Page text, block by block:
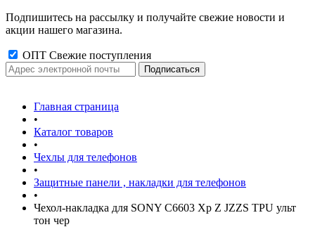
Подпишитесь на рассылку и получайте свежие новости и
акции нашего магазина.
ОПТ Свежие поступления
Главная страница
•
Каталог товаров
•
Чехлы для телефонов
•
Защитные панели , накладки для телефонов
•
Чехол-накладка для SONY C6603 Xp Z JZZS TPU ульт
тон чер